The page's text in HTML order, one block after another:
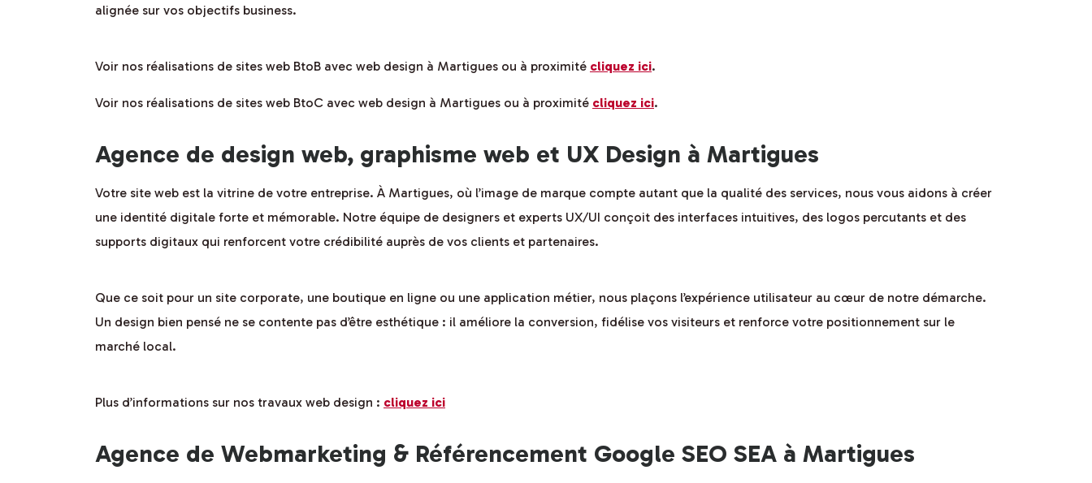
alignée sur vos objectifs business.
Voir nos réalisations de sites web BtoB avec web design à Martigues ou à proximité cliquez ici.
Voir nos réalisations de sites web BtoC avec web design à Martigues ou à proximité cliquez ici.
Agence de design web, graphisme web et UX Design à Martigues
Votre site web est la vitrine de votre entreprise. À Martigues, où l’image de marque compte autant que la qualité des services, nous vous aidons à créer
une identité digitale forte et mémorable. Notre équipe de designers et experts UX/UI conçoit des interfaces intuitives, des logos percutants et des
supports digitaux qui renforcent votre crédibilité auprès de vos clients et partenaires.
Que ce soit pour un site corporate, une boutique en ligne ou une application métier, nous plaçons l’expérience utilisateur au cœur de notre démarche.
Un design bien pensé ne se contente pas d’être esthétique : il améliore la conversion, fidélise vos visiteurs et renforce votre positionnement sur le
marché local.
Plus d’informations sur nos travaux web design : cliquez ici
Agence de Webmarketing & Référencement Google SEO SEA à Martigues